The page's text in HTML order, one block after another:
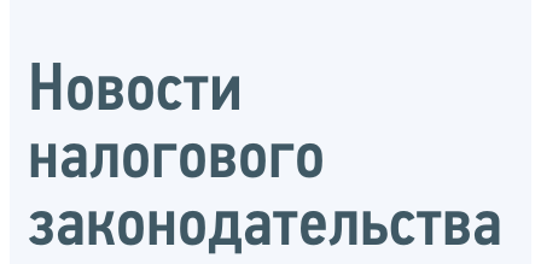
Новости
налогового
законодательства